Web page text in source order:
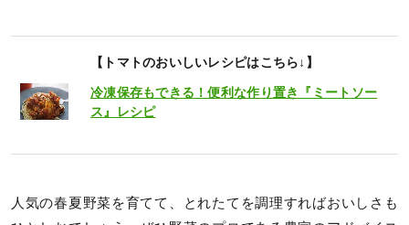
【トマトのおいしいレシピはこちら↓】
冷凍保存もできる！便利な作り置き『ミートソー
ス』レシピ
人気の春夏野菜を育てて、とれたてを調理すればおいしさも